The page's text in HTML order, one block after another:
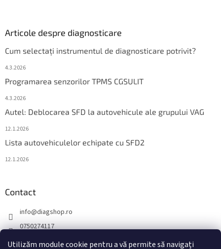
Utilizăm module cookie pentru a vă permite să navigați
Articole despre diagnosticare
Cum selectați instrumentul de diagnosticare potrivit?
4.3.2026
Programarea senzorilor TPMS CGSULIT
4.3.2026
Autel: Deblocarea SFD la autovehicule ale grupului VAG
12.1.2026
Lista autovehiculelor echipate cu SFD2
12.1.2026
Contact
info@diagshop.ro
0750274117
diagshopro